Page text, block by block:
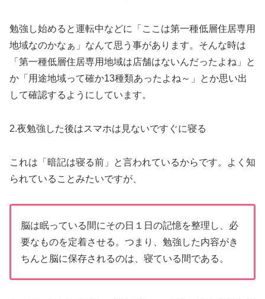
勉強し始めると運転中などに「ここは第一種低層住居専用
地域なのかなぁ」なんて思う事があります。そんな時は
「第一種低層住居専用地域は店舗はないんだったよね」と
か「用途地域って確か13種類あったよね～」とか思い出
して確認するようにしています。
2.夜勉強した後はスマホは見ないですぐに寝る
これは「暗記は寝る前」と言われているからです。よく知
られていることみたいですが、
脳は眠っている間にその日１日の記憶を整理し、必
要なものを定着させる。つまり、勉強した内容がき
ちんと脳に保存されるのは、寝ている間である。